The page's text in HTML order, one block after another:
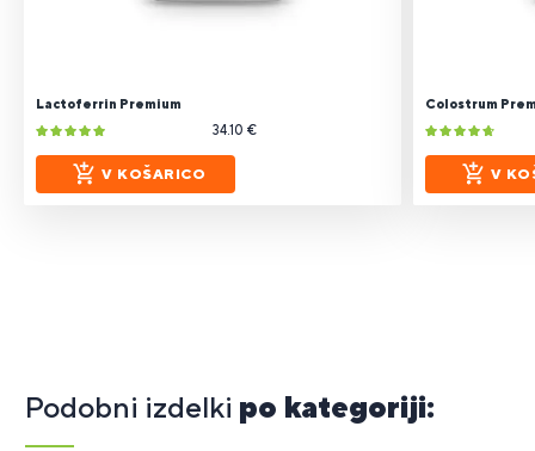
Lactoferrin Premium
34.10 €
V KOŠARICO
Colostrum
V
Podobni izdelki po kategoriji: